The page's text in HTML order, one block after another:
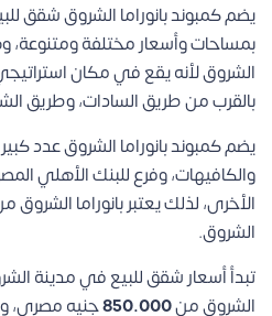
يضم كمبوند بانوراما الشروق شقق
بمساحات وأسعار مختلفة
الشروق لأنه يقع في مكان
بالقرب من طريق السادات، وطريق
يضم كمبوند بانوراما الشروق عدد
والكافيهات، وفرع للبنك الأهلي
الأخرى، لذلك يعتبر بانوراما
الشروق.
تبدأ أسعار شقق للبيع في مدينة
الشروق من850.000جنيه مصري،